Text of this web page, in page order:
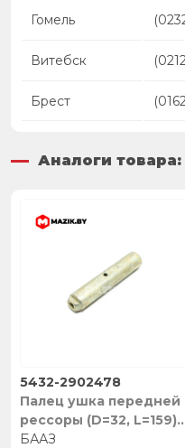
Гомель
Витебск
Брест
Аналоги товара:
Палец ушка передней
рессоры (D=32, L=159),
БААЗ
5432-2902478
БААЗ